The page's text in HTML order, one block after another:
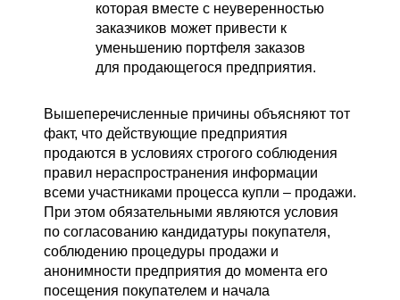
которая вместе с неуверенностью
заказчиков может привести к
уменьшению портфеля заказов
для продающегося предприятия.
Вышеперечисленные причины объясняют тот
факт, что действующие предприятия
продаются в условиях строгого соблюдения
правил нераспространения информации
всеми участниками процесса купли – продажи.
При этом обязательными являются условия
по согласованию кандидатуры покупателя,
соблюдению процедуры продажи и
анонимности предприятия до момента его
посещения покупателем и начала